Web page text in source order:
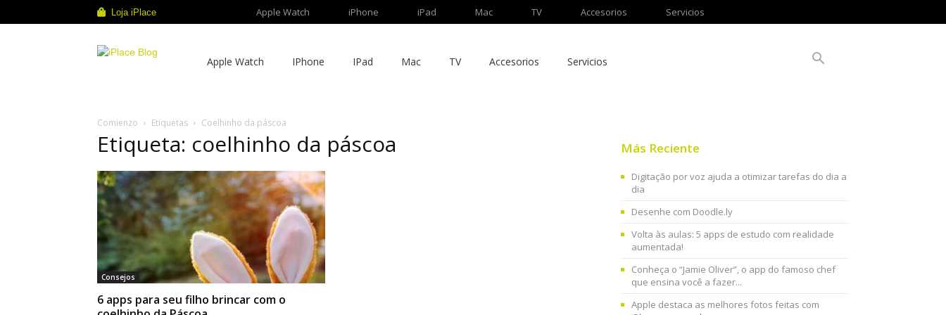
Loja iPlace Apple Watch iPhone iPad Mac TV Accesorios Servicios
Apple Watch IPhone IPad Mac TV Accesorios Servicios
Comienzo Etiquetas Coelhinho da páscoa
Etiqueta: coelhinho da páscoa
Consejos
6 apps para seu filho brincar com o
Más Reciente
Digitação por voz ajuda a otimizar tarefas do dia a
dia
Desenhe com Doodle.ly
Volta às aulas: 5 apps de estudo com realidade
aumentada!
Conheça o “Jamie Oliver”, o app do famoso chef
que ensina você a fazer...
Apple destaca as melhores fotos feitas com